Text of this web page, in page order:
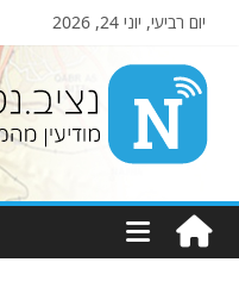
יום רביעי, יוני 24, 2026
Nziv.net
מודיעין
מהמקורות